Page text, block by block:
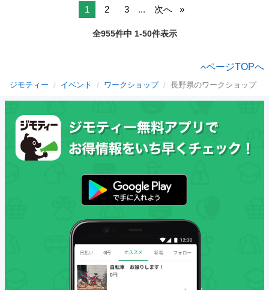
1 2 3 ... 次へ
全955件中 1-50件表示
ページTOPへ
ジモティー イベント ワークショップ 長野県のワークショップ